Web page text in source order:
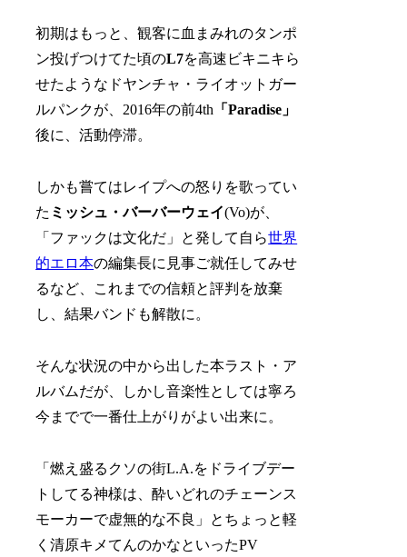
初期はもっと、観客に血まみれのタンポ
ン投げつけてた頃のL7を高速ビキニキら
せたようなドヤンチャ・ライオットガー
ルパンクが、2016年の前4th 「Paradise」
後に、活動停滞。
しかも嘗てはレイプへの怒りを歌ってい
た ミッシュ・バーバーウェイ(Vo)が、
「ファックは文化だ」と発して自ら世界
的エロ本の編集長に見事ご就任してみせ
るなど、これまでの信頼と評判を放棄
し、結果バンドも解散に。
そんな状況の中から出した本ラスト・ア
ルバムだが、しかし音楽性としては寧ろ
今までで一番仕上がりがよい出来に。
「燃え盛るクソの街L.A.をドライブデー
トしてる神様は、酔いどれのチェーンス
モーカーで虚無的な不良」とちょっと軽
く清原キメてんのかなといったPV